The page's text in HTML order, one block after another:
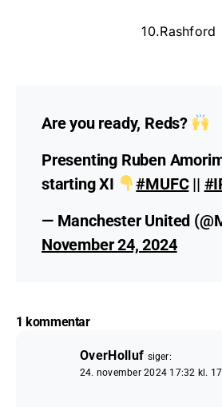
10.Rashford
Are you ready, Reds?
Presenting Ruben
starting XI
#MUFC||
— Manchester United
November 24, 2024
1 kommentar
OverHolluf siger:
24. november 2024 17:32 kl.